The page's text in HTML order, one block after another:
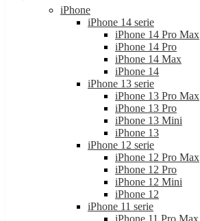
iPhone
iPhone 14 serie
iPhone 14 Pro Max
iPhone 14 Pro
iPhone 14 Max
iPhone 14
iPhone 13 serie
iPhone 13 Pro Max
iPhone 13 Pro
iPhone 13 Mini
iPhone 13
iPhone 12 serie
iPhone 12 Pro Max
iPhone 12 Pro
iPhone 12 Mini
iPhone 12
iPhone 11 serie
iPhone 11 Pro Max